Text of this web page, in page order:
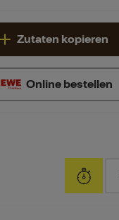
Online bestellen
Zutaten kopieren